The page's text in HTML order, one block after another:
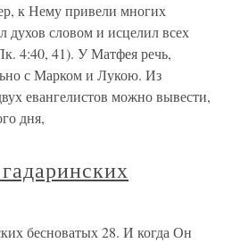
к Нему привели многих
духов словом и исцелил всех
4:40, 41). У Матфея речь,
с Марком и Лукою. Из
евангелистов можно вывести,
дня,
бесноватых 28. И когда Он